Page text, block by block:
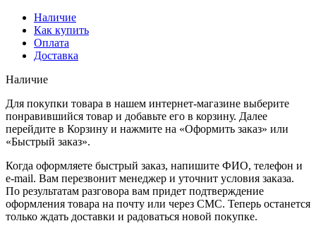
Наличие
Как купить
Оплата
Доставка
Наличие
Для покупки товара в нашем интернет-магазине выберите
понравившийся товар и добавьте его в корзину. Далее
перейдите в Корзину и нажмите на «Оформить заказ» или
«Быстрый заказ».
Когда оформляете быстрый заказ, напишите ФИО, телефон и
e-mail. Вам перезвонит менеджер и уточнит условия заказа.
По результатам разговора вам придет подтверждение
оформления товара на почту или через СМС. Теперь останется
только ждать доставки и радоваться новой покупке.